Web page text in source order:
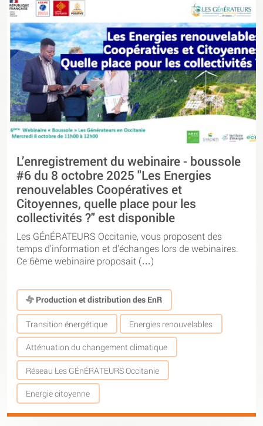
L’enregistrement du webinaire - boussole
#6 du 8 octobre 2025 "Les Energies
renouvelables Coopératives et
Citoyennes, quelle place pour les
collectivités ?" est disponible
Les GÉnÉRATEURS Occitanie, vous proposent des
temps d’information et d’échanges lors de webinaires.
Ce 6ème webinaire proposait (…)
Production et distribution des EnR
Transition énergétique Energies renouvelables
Atténuation du changement climatique
Réseau Les GÉnÉRATEURS Occitanie
Energie citoyenne